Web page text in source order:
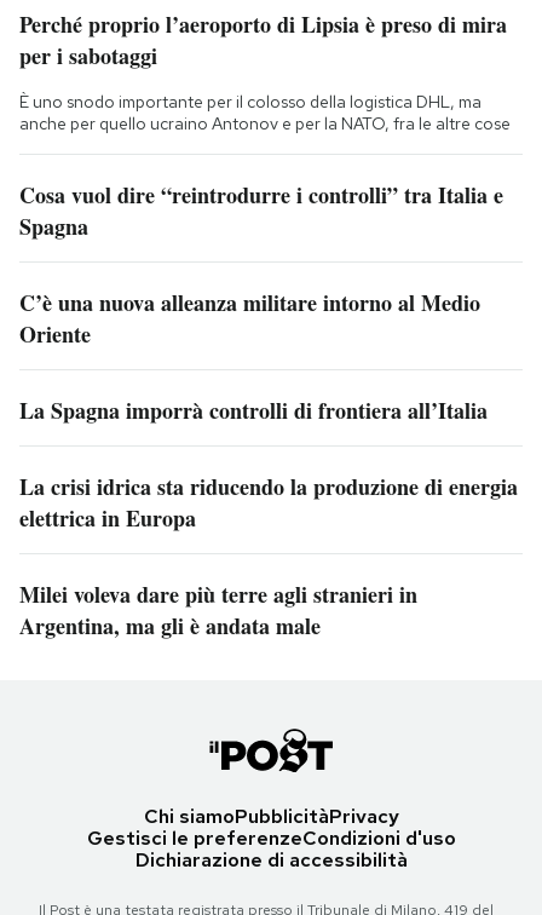
Perché proprio l’aeroporto di Lipsia è preso di mira
per i sabotaggi
È uno snodo importante per il colosso della logistica DHL, ma
anche per quello ucraino Antonov e per la NATO, fra le altre cose
Cosa vuol dire “reintrodurre i controlli” tra Italia e
Spagna
C’è una nuova alleanza militare intorno al Medio
Oriente
La Spagna imporrà controlli di frontiera all’Italia
La crisi idrica sta riducendo la produzione di energia
elettrica in Europa
Milei voleva dare più terre agli stranieri in
Argentina, ma gli è andata male
Chi siamoPubblicitàPrivacy
Gestisci le preferenzeCondizioni d'uso
Dichiarazione di accessibilità
Il Post è una testata registrata presso il Tribunale di Milano, 419 del